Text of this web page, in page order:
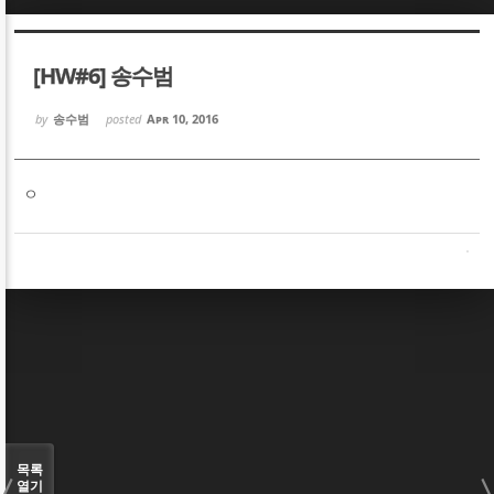
[HW#6] 송수범
by 송수범 posted Apr 10, 2016
ㅇ
목록
열기
Sketchbook5, 스케치북5
Sketchbook5, 스케치북5
Sketchbook5, 스케치북5
Sketchbook5, 스케치북5